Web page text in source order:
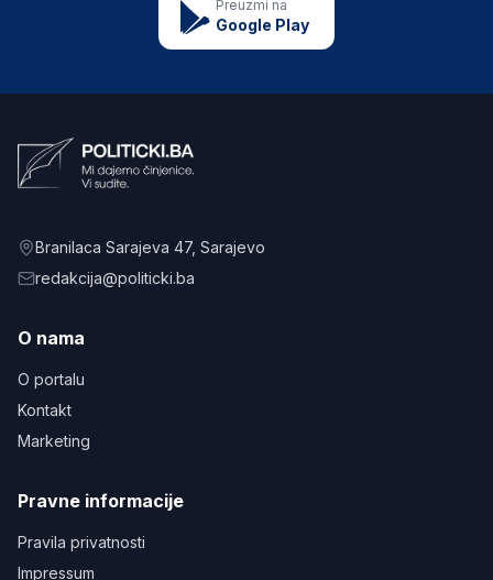
Preuzmi na
Google Play
Branilaca Sarajeva 47, Sarajevo
redakcija@politicki.ba
O nama
O portalu
Kontakt
Marketing
Pravne informacije
Pravila privatnosti
Impressum